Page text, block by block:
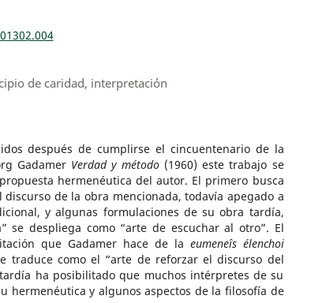
de caridad, interpretación
después de cumplirse el cincuentenario de la
Gadamer Verdad y método (1960) este trabajo se
hermenéutica del autor. El primero busca
de la obra mencionada, todavía apegado a
y algunas formulaciones de su obra tardía,
se despliega como “arte de escuchar al otro”. El
que Gadamer hace de la eumeneîs élenchoi
traduce como el “arte de reforzar el discurso del
ha posibilitado que muchos intérpretes de su
hermenéutica y algunos aspectos de la filosofía de